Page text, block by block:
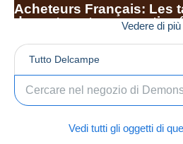
Acheteurs Français: Les
de port sont ceux
ATTENTION: Colissimo
disponible pour les
DOM-TOM. Un soin tout
apporté aux emballages
Les envois peuvent se
Colissimo, Ecopli (pour
de 250 grammes),
Chronopost. Les retraits
Vedere di più
Tutto Delcampe
Vedi tutti gli oggetti di